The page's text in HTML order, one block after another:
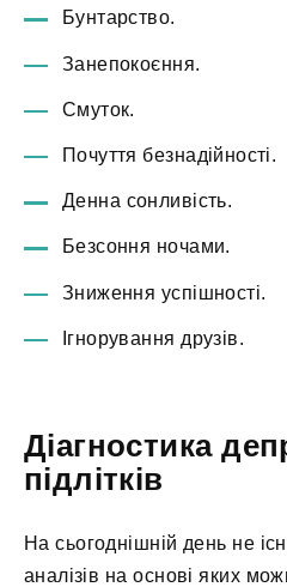
Бунтарство.
Занепокоєння.
Смуток.
Почуття безнадійності.
Денна сонливість.
Безсоння ночами.
Зниження успішності.
Ігнорування друзів.
Діагностика
підлітків
На сьогоднішній день не
аналізів на основі яких